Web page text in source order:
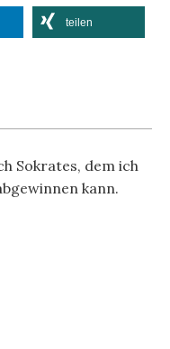
teilen
Sokrates, dem ich
kann.